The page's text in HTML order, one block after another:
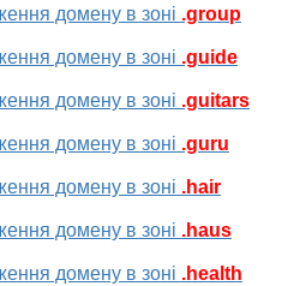
домену в зоні .group
домену в зоні .guide
домену в зоні .guitars
домену в зоні .guru
домену в зоні .hair
домену в зоні .haus
домену в зоні .health